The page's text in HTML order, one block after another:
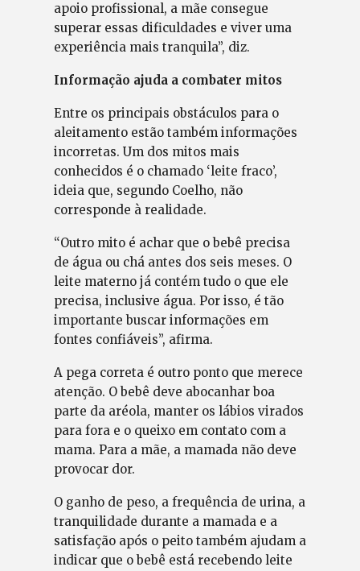
apoio profissional, a mãe consegue
superar essas dificuldades e viver uma
experiência mais tranquila”, diz.
Informação ajuda a combater mitos
Entre os principais obstáculos para o
aleitamento estão também informações
incorretas. Um dos mitos mais
conhecidos é o chamado ‘leite fraco’,
ideia que, segundo Coelho, não
corresponde à realidade.
“Outro mito é achar que o bebê precisa
de água ou chá antes dos seis meses. O
leite materno já contém tudo o que ele
precisa, inclusive água. Por isso, é tão
importante buscar informações em
fontes confiáveis”, afirma.
A pega correta é outro ponto que merece
atenção. O bebê deve abocanhar boa
parte da aréola, manter os lábios virados
para fora e o queixo em contato com a
mama. Para a mãe, a mamada não deve
provocar dor.
O ganho de peso, a frequência de urina, a
tranquilidade durante a mamada e a
satisfação após o peito também ajudam a
indicar que o bebê está recebendo leite